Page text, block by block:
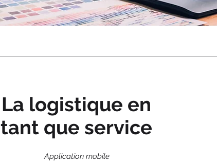
La logistique en
tant que service
Application mobile